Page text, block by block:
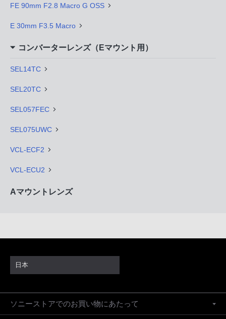
FE 90mm F2.8 Macro G OSS
E 30mm F3.5 Macro
コンバーターレンズ（Eマウント用）
SEL14TC
SEL20TC
SEL057FEC
SEL075UWC
VCL-ECF2
VCL-ECU2
Aマウントレンズ
日本
ソニーストアでのお買い物にあたって